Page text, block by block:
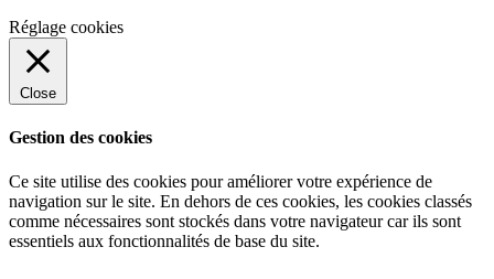
Réglage cookies
Close
Gestion des cookies
Ce site utilise des cookies pour améliorer votre expérience de
navigation sur le site. En dehors de ces cookies, les cookies classés
comme nécessaires sont stockés dans votre navigateur car ils sont
essentiels aux fonctionnalités de base du site.